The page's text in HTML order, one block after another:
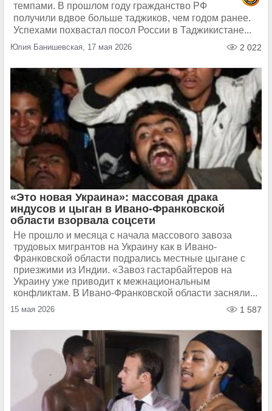
темпами. В прошлом году гражданство РФ
получили вдвое больше таджиков, чем годом ранее.
Успехами похвастал посол России в Таджикистане...
Юлия Банишевская, 17 мая 2026 2 022
«Это новая Украина»: массовая драка
индусов и цыган в Ивано-Франковской
области взорвала соцсети
Не прошло и месяца с начала массового завоза
трудовых мигрантов на Украину как в Ивано-
Франковской области подрались местные цыгане с
приезжими из Индии. «Завоз гастарбайтеров на
Украину уже приводит к межнациональным
конфликтам. В Ивано-Франковской области засняли...
15 мая 2026 1 587